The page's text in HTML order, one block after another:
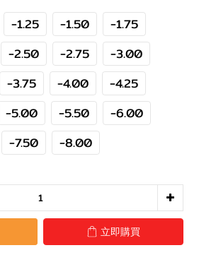
-1.25 -1.50
-1.75
-2.50 -2.75
-3.00
-3.75 -4.00
-4.25
-5.00 -5.50
-6.00
-7.50 -8.00
立即購買